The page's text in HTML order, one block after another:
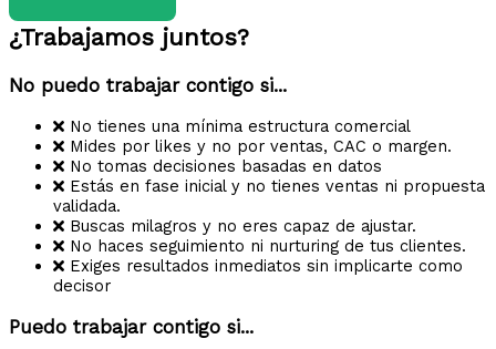
¿Trabajamos juntos?
No puedo trabajar contigo si...
No tienes una mínima estructura comercial
Mides por likes y no por ventas, CAC o margen.
No tomas decisiones basadas en datos
Estás en fase inicial y no tienes ventas ni propuesta
validada.
Buscas milagros y no eres capaz de ajustar.
No haces seguimiento ni nurturing de tus clientes.
Exiges resultados inmediatos sin implicarte como
decisor
Puedo trabajar contigo si...